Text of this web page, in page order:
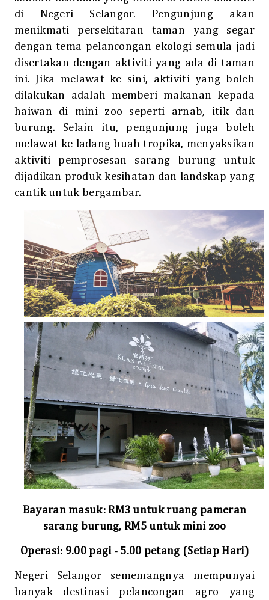
di Negeri Selangor. Pengunjung akan
menikmati persekitaran taman yang segar
dengan tema pelancongan ekologi semula jadi
disertakan dengan aktiviti yang ada di taman
ini. Jika melawat ke sini, aktiviti yang boleh
dilakukan adalah memberi makanan
kepada
haiwan di mini zoo seperti arnab, itik dan
burung. Selain itu, pengunjung juga boleh
melawat ke ladang buah tropika, menyaksikan
aktiviti pemprosesan sarang burung untuk
dijadikan produk kesihatan dan landskap yang
cantik untuk bergambar.
Bayaran masuk: RM3 untuk ruang pameran
sarang burung, RM5 untuk mini zoo
Operasi: 9.00 pagi - 5.00 petang (Setiap Hari)
Negeri Selangor sememangnya mempunyai
banyak destinasi pelancongan agro yang